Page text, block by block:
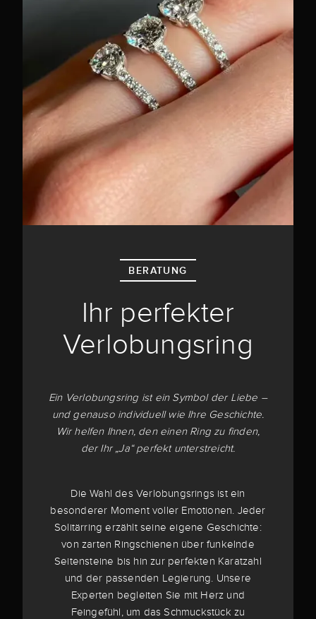
BERATUNG
Ihr perfekter
Verlobungsring
Ein Verlobungsring ist ein Symbol der Liebe –
und genauso individuell wie Ihre Geschichte.
Wir helfen Ihnen, den einen Ring zu finden,
der Ihr „Ja“ perfekt unterstreicht.
Die Wahl des Verlobungsrings ist ein
besonderer Moment voller Emotionen. Jeder
Solitärring erzählt seine eigene Geschichte:
von zarten Ringschienen über funkelnde
Seitensteine bis hin zur perfekten Karatzahl
und der passenden Legierung. Unsere
Experten begleiten Sie mit Herz und
Feingefühl, um das Schmuckstück zu